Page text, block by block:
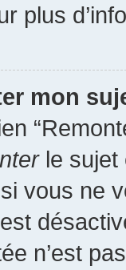
plus
mon
le sujet
vous ne
n’est